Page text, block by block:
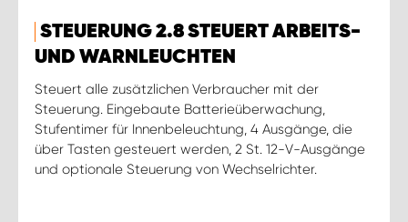
STEUERUNG 2.8 STEUERT ARBEITS-
UND WARNLEUCHTEN
Steuert alle zusätzlichen Verbraucher mit der
Steuerung. Eingebaute Batterieüberwachung,
Stufentimer für Innenbeleuchtung, 4 Ausgänge, die
über Tasten gesteuert werden, 2 St. 12-V-Ausgänge
und optionale Steuerung von Wechselrichter.